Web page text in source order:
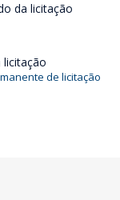
da licitação
licitação
de licitação